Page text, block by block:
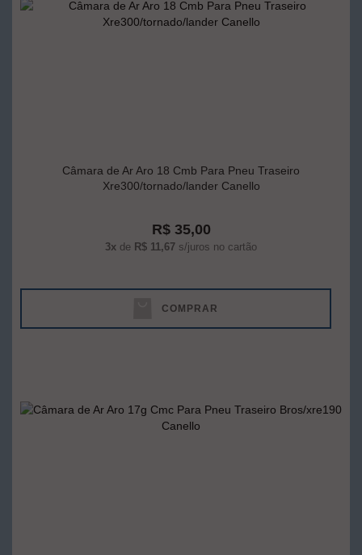
Câmara de Ar Aro 18 Cmb Para Pneu Traseiro
Xre300/tornado/lander Canello
R$ 35,00
3x de R$ 11,67 s/juros no cartão
COMPRAR